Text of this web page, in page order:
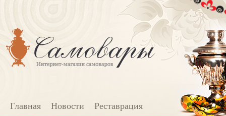
Главная Новости Реставрация